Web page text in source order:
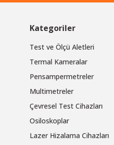
Kategoriler
Test ve Ölçü Aletleri
Termal Kameralar
Pensampermetreler
Multimetreler
Çevresel Test Cihazları
Osiloskoplar
Lazer Hizalama Cihazları